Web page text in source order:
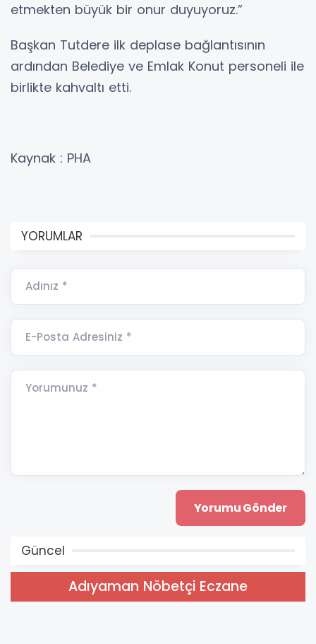
etmekten büyük bir onur duyuyoruz.”
Başkan Tutdere ilk deplase bağlantısının
ardından Belediye ve Emlak Konut personeli ile
birlikte kahvaltı etti.
Kaynak : PHA
YORUMLAR
Adınız *
E-Posta Adresiniz *
Yorumunuz *
Güncel
Adıyaman Nöbetçi Eczane